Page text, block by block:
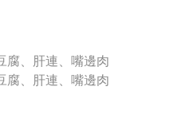
腐、肝連、嘴邊肉
腐、肝連、嘴邊肉